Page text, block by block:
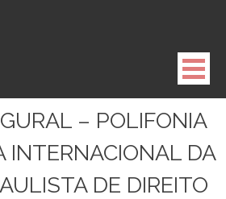
– POLIFONIA
INTERNACIONAL DA
DE DIREITO